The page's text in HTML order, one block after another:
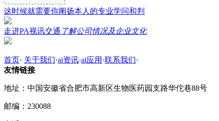
这时候就需要你阐扬本人的专业学问和判
走进PA视讯交通 了解公司情况及企业文化
首页· 关于我们·ai资讯·ai应用 ·联系我们·
友情链接
地址：中国安徽省合肥市高新区生物医药园支路华佗巷88号
邮编：230088